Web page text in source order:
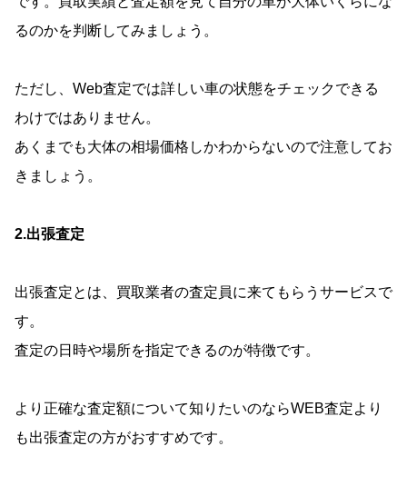
るのかを判断してみましょう。
ただし、Web査定では詳しい車の状態をチェックできる
わけではありません。
あくまでも大体の相場価格しかわからないので注意してお
きましょう。
2.出張査定
出張査定とは、買取業者の査定員に来てもらうサービスで
す。
査定の日時や場所を指定できるのが特徴です。
より正確な査定額について知りたいのならWEB査定より
も出張査定の方がおすすめです。